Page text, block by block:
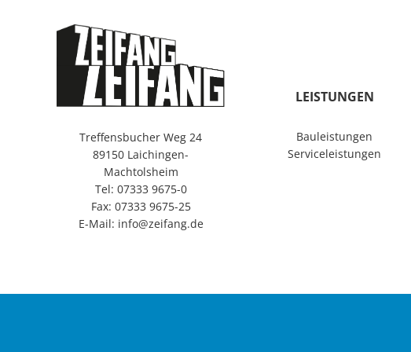
Treffensbucher Weg 24
89150 Laichingen-
Machtolsheim
Tel: 07333 9675-0
Fax: 07333 9675-25
E-Mail: info@zeifang.de
LEISTUNGEN
Bauleistungen
Serviceleistungen